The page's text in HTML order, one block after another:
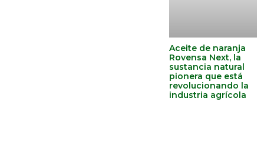
Aceite de naranja
Rovensa Next, la
sustancia natural
pionera que está
revolucionando la
industria agrícola